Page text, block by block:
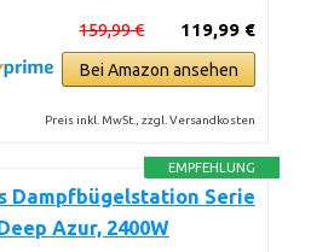
119,99 €
159,99 €
Bei Amazon ansehen
Preis inkl. MwSt., zzgl. Versandkosten
EMPFEHLUNG
Dampfbügelstation Serie
Azur, 2400W